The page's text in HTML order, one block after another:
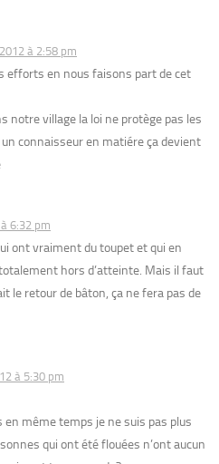
à 2:58 pm
efforts en nous faisons part de cet
notre village la loi ne protège pas les
connaisseur en matiére ça devient
6:32 pm
ont vraiment du toupet et qui en
hors d’atteinte. Mais il faut
le retour de bâton, ça ne fera pas de
à 5:30 pm
en même temps je ne suis pas plus
qui ont été flouées n’ont aucun